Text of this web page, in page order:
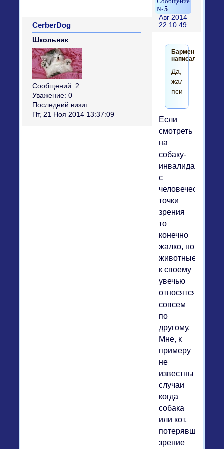
5
Авг 2014
22:10:49
CerberDog
Школьник
Сообщений: 2
Уважение: 0
Последний визит:
Пт, 21 Ноя 2014 13:37:09
Бармен
написал(а):
Да,
жалко
псину...
Если
смотреть
на
собаку-
инвалида
с
человеческой
точки
зрения
то
конечно
жалко, но
животные
к своему
увечью
относятся
совсем
по
другому.
Мне, к
примеру
не
известны
случаи
когда
собака
или кот,
потерявшие
зрение